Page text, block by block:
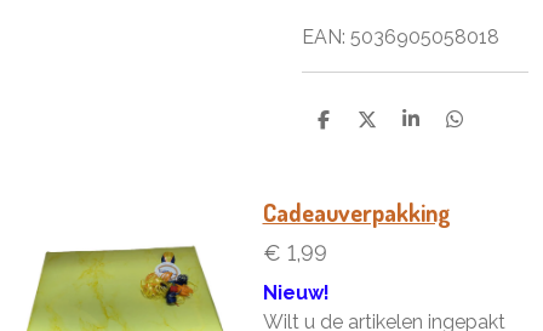
EAN: 5036905058018
D
D
S
e
D
Cadeauverpakking
€ 1,99
Nieuw!
Wilt u de artikelen ingepakt